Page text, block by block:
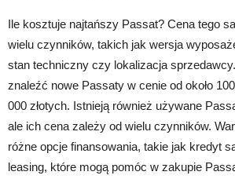
Ile kosztuje najtańszy Passat? Cena tego
wielu czynników, takich jak wersja
stan techniczny czy lokalizacja
znaleźć nowe Passaty w cenie od około
000 złotych. Istnieją również używane
ale ich cena zależy od wielu czynników.
różne opcje finansowania, takie jak kredyt
leasing, które mogą pomóc w zakupie